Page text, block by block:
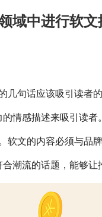
域中进行软文
几句话应该吸引读者
情感描述来吸引读者。
软文的内容必须与品
潮流的话题，能够让